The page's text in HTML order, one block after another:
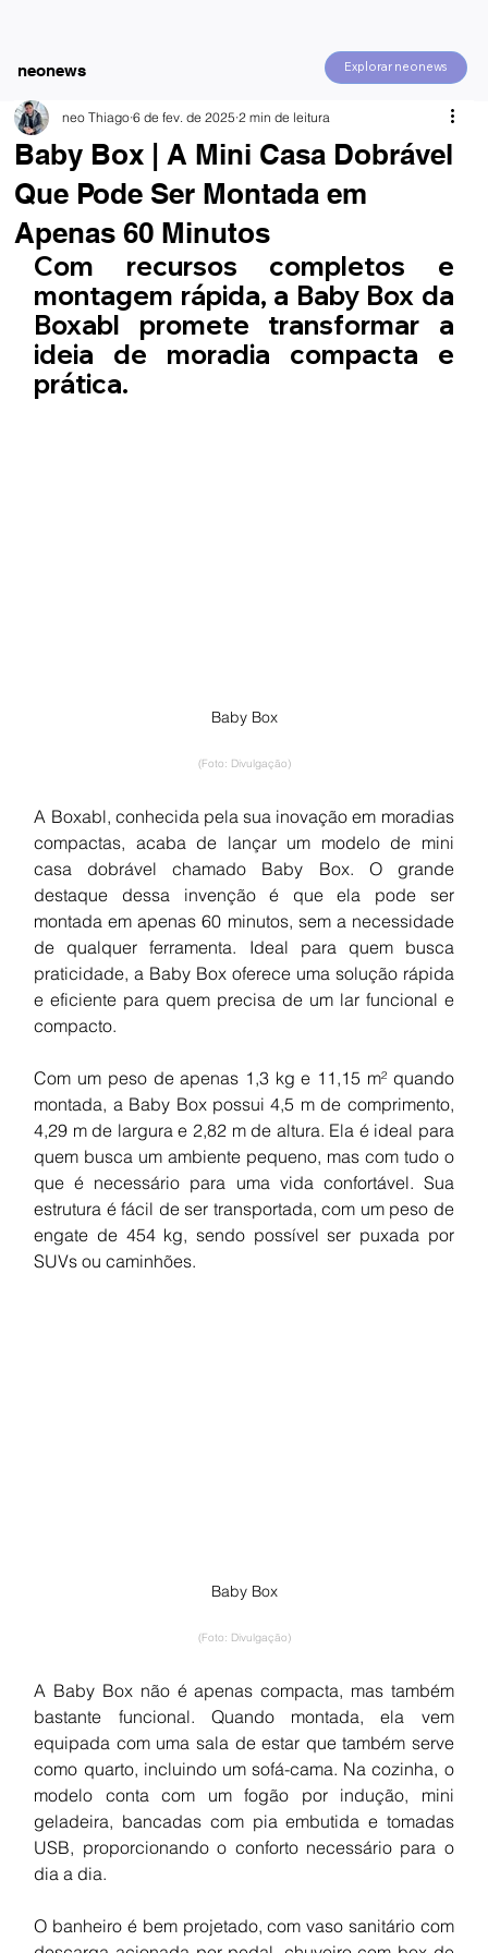
Explorar neonews
neonews
Baby Box | A Mini Casa Dobrável
Que Pode Ser Montada em
Apenas 60 Minutos
neo Thiago 6 de fev. de 2025 2 min de leitura
Com recursos completos e
montagem rápida, a Baby Box da
Boxabl promete transformar a
ideia de moradia compacta e
prática.
Baby Box
(Foto: Divulgação)
A Boxabl, conhecida pela sua inovação em moradias
compactas, acaba de lançar um modelo de mini
casa dobrável chamado Baby Box. O grande
destaque dessa invenção é que ela pode ser
montada em apenas 60 minutos, sem a necessidade
de qualquer ferramenta. Ideal para quem busca
praticidade, a Baby Box oferece uma solução rápida
e eficiente para quem precisa de um lar funcional e
compacto.
Com um peso de apenas 1,3 kg e 11,15 m² quando
montada, a Baby Box possui 4,5 m de comprimento,
4,29 m de largura e 2,82 m de altura. Ela é ideal para
quem busca um ambiente pequeno, mas com tudo o
que é necessário para uma vida confortável. Sua
estrutura é fácil de ser transportada, com um peso de
engate de 454 kg, sendo possível ser puxada por
SUVs ou caminhões.
Baby Box
(Foto: Divulgação)
A Baby Box não é apenas compacta, mas também
bastante funcional. Quando montada, ela vem
equipada com uma sala de estar que também serve
como quarto, incluindo um sofá-cama. Na cozinha, o
modelo conta com um fogão por indução, mini
geladeira, bancadas com pia embutida e tomadas
USB, proporcionando o conforto necessário para o
dia a dia.
O banheiro é bem projetado, com vaso sanitário com